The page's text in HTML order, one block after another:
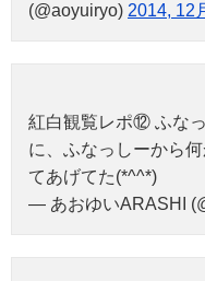
(@aoyuiryo) 2014, 12
紅白観覧レポ⑫ ふな
に、ふなっしーから
てあげてた(*^^*)
— あおゆいARASHI